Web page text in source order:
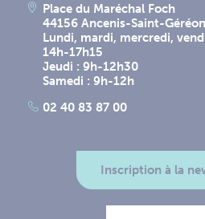
Place du Maréchal Foch
44156 Ancenis-Saint-Géréon
Lundi, mardi, mercredi,
14h-17h15
Jeudi : 9h-12h30
Samedi : 9h-12h
02 40 83 87 00
Inscription à la